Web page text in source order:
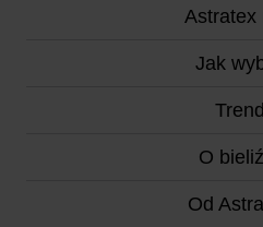
Astratex
Jak
O
Od